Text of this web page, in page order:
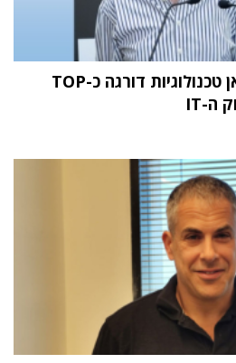
מחקר STKI השנתי: וואן טכנולוגיות דורגה כ-TOP